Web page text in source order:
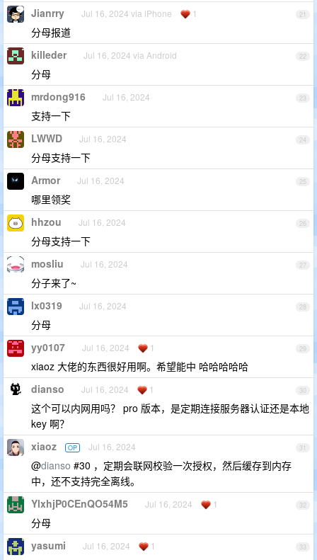
21
Jianrry Jul 16, 2024 via iPhone 1
分母报道
22
killeder Jul 16, 2024 via Android
分母
23
mrdong916 Jul 16, 2024
支持一下
24
LWWD Jul 16, 2024
分母支持一下
25
Armor Jul 16, 2024
哪里领奖
26
hhzou Jul 16, 2024
分母支持一下
27
mosliu Jul 16, 2024
分子来了~
28
lx0319 Jul 16, 2024
分母
29
yy0107 Jul 16, 2024 1
xiaoz 大佬的东西很好用啊。希望能中 哈哈哈哈哈
30
dianso Jul 16, 2024 1
这个可以内网用吗？ pro 版本，是定期连接服务器认证还是本地
key 啊？
31
xiaoz OP Jul 16, 2024
@dianso #30 ，定期会联网校验一次授权，然后缓存到内存
中，还不支持完全离线。
32
YlxhjP0CEnQO54M5 Jul 16, 2024 1
分母
33
yasumi Jul 16, 2024 1